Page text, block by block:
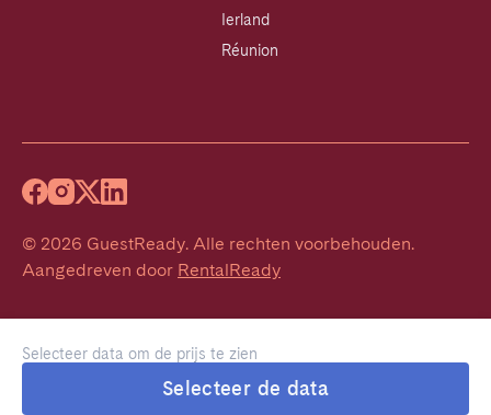
Selecteer data om de prijs te zien
Selecteer de data
Ierland
Réunion
© 2026 GuestReady. Alle rechten voorbehouden.
Aangedreven door RentalReady